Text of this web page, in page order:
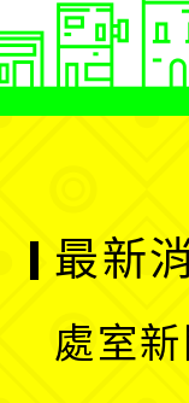
最新
處室新